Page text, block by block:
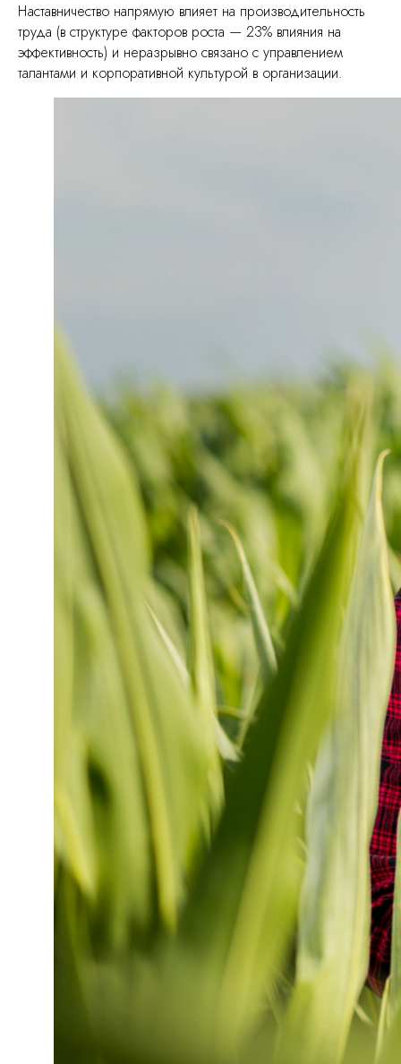
Наставничество напрямую влияет на производительность
труда (в структуре факторов роста — 23% влияния на
эффективность) и неразрывно связано с управлением
талантами и корпоративной культурой в организации.
Читать
Решим похожую
задачу в вашей
компании
Оставьте заявку, быстро подберем
Расскажите нам, как мы
можем вам помочь